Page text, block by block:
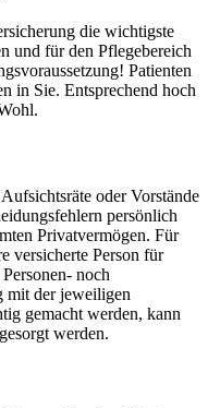
die wichtigste
und für den Pflegebereich
Patienten
in Sie. Entsprechend hoch
oder Vorstände
persönlich
Privatvermögen. Für
versicherte Person für
noch
mit der jeweiligen
gemacht werden, kann
werden.